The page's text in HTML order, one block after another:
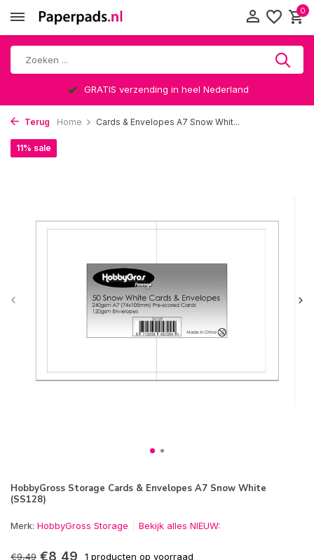
0
GRATIS verzending in heel Nederland
Terug Home Cards & Envelopes A7 Snow Whit...
HobbyGross Storage Cards & Envelopes A7 Snow White
(SS128)
11% sale
Merk: HobbyGross Storage Bekijk alles NIEUW:
€9,49 €8,49 1 producten op voorraad